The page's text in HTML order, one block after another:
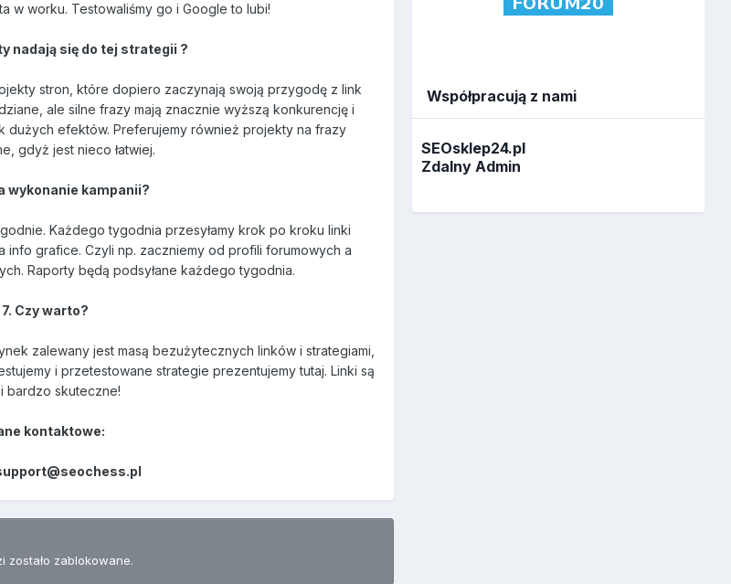
w worku. Testowaliśmy go i Google to lubi!
nadają się do tej strategii ?
stron, które dopiero zaczynają swoją przygodę z link
ale silne frazy mają znacznie wyższą konkurencję i
dużych efektów. Preferujemy również projekty na frazy
gdyż jest nieco łatwiej.
wykonanie kampanii?
Każdego tygodnia przesyłamy krok po kroku linki
info grafice. Czyli np. zaczniemy od profili forumowych a
Raporty będą podsyłane każdego tygodnia.
7. Czy warto?
zalewany jest masą bezużytecznych linków i strategiami,
i przetestowane strategie prezentujemy tutaj. Linki są
bardzo skuteczne!
kontaktowe:
zablokowane.
Współpracują z nami
SEOsklep24.pl
Zdalny Admin